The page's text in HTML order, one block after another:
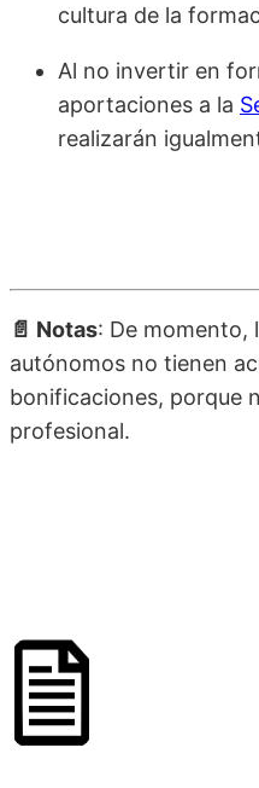
cultura de la
Al no invertir en
aportaciones a la
realizarán
📄 Notas: De momento,
autónomos no tienen
bonificaciones, porque
profesional.